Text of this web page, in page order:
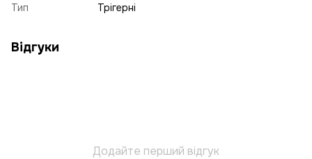
Тип
Трігерні
Відгуки
Додайте перший відгук